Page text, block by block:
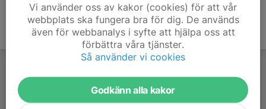
Vi använder oss av kakor (cookies) för att vår
webbplats ska fungera bra för dig. De används
även för webbanalys i syfte att hjälpa oss att
förbättra våra tjänster.
Så använder vi cookies
Godkänn alla kakor